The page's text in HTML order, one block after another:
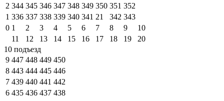
2 344 345 346 347 348 349 350 351 352
1 336 337 338 339 340 341 21 342 343
0 1 2 3 4 5 6 7 8 9
10
11
12 13 14 15 16 17 18 19
20
10 подъезд
9 447 448 449 450
8 443 444 445 446
7 439 440 441 442
6 435 436 437 438